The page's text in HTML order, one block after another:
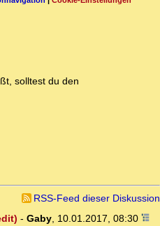
solltest du den
RSS-Feed dieser Diskussion
- Gaby, 10.01.2017, 08:30